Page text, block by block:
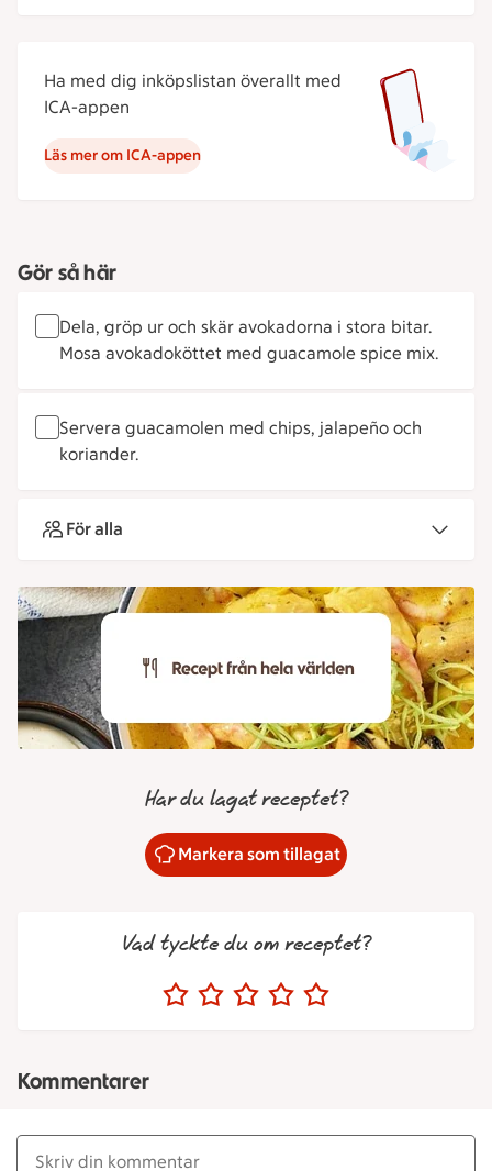
Ha med dig inköpslistan överallt med
ICA-appen
Läs mer om ICA-appen
Gör så här
Dela, gröp ur och skär avokadorna i stora bitar.
Mosa avokadoköttet med guacamole spice mix.
Servera guacamolen med chips, jalapeño och
koriander.
För alla
Har du lagat receptet?
Markera som tillagat
Vad tyckte du om receptet?
Kommentarer